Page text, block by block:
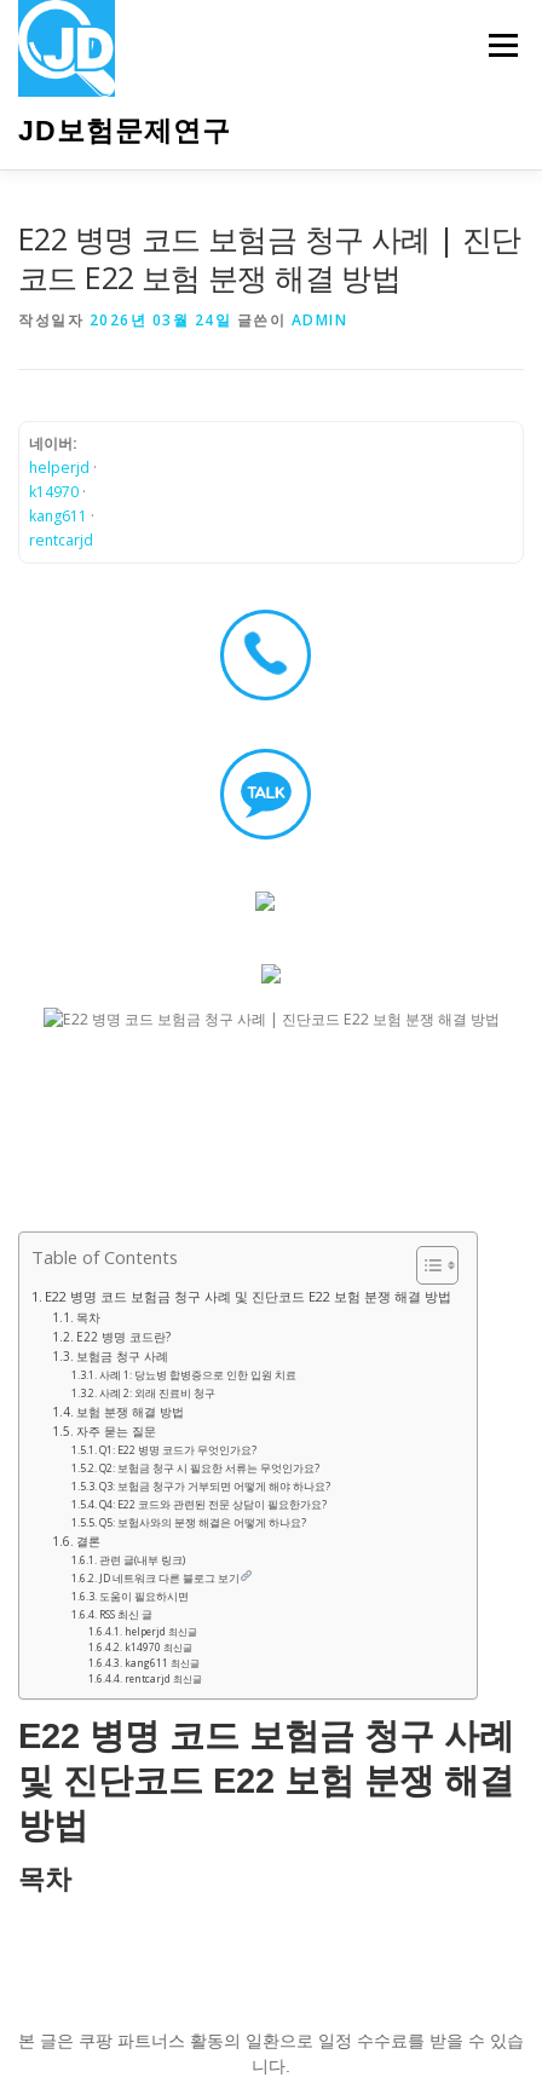
JD보험문제연구
메뉴
E22 병명 코드 보험금 청구 사례 | 진단
코드 E22 보험 분쟁 해결 방법
작성일자 2026년 03월 24일 글쓴이 ADMIN
네이버:
helperjd ·
k14970 ·
kang611 ·
rentcarjd
Table of Contents
E22 병명 코드 보험금 청구 사례 및 진단코드 E22 보험 분쟁 해결 방법
목차
E22 병명 코드란?
보험금 청구 사례
사례 1: 당뇨병 합병증으로 인한 입원 치료
사례 2: 외래 진료비 청구
보험 분쟁 해결 방법
자주 묻는 질문
Q1: E22 병명 코드가 무엇인가요?
Q2: 보험금 청구 시 필요한 서류는 무엇인가요?
Q3: 보험금 청구가 거부되면 어떻게 해야 하나요?
Q4: E22 코드와 관련된 전문 상담이 필요한가요?
Q5: 보험사와의 분쟁 해결은 어떻게 하나요?
결론
관련 글(내부 링크)
JD 네트워크 다른 블로그 보기
도움이 필요하시면
RSS 최신 글
helperjd 최신글
k14970 최신글
kang611 최신글
rentcarjd 최신글
E22 병명 코드 보험금 청구 사례
및 진단코드 E22 보험 분쟁 해결
방법
목차
본 글은 쿠팡 파트너스 활동의 일환으로 일정 수수료를 받을 수 있습
니다.